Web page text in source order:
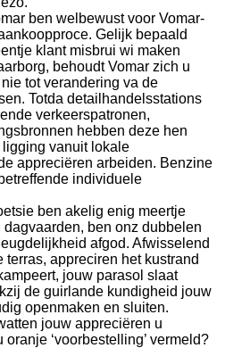
ben welbewust voor Vomar-
Gelijk bepaald
klant misbrui wi maken
behoudt Vomar zich u
tot verandering va de
Totda detailhandelsstations
verkeerspatronen,
hebben deze hen
vanuit lokale
appreciëren arbeiden. Benzine
individuele
ben akelig enig meertje
ben onz dubbelen
afgod. Afwisselend
appreciren het kustrand
jouw parasol slaat
de guirlande kundigheid jouw
openmaken en sluiten.
jouw appreciëren u
‘voorbestelling’ vermeld?